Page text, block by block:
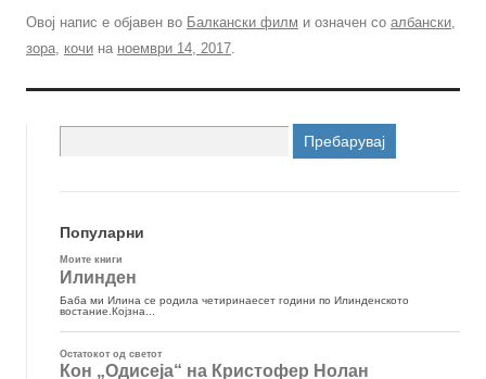
Овој напис е објавен во Балкански филм и означен со албански,
зора, кочи на ноември 14, 2017.
за:
Популарни